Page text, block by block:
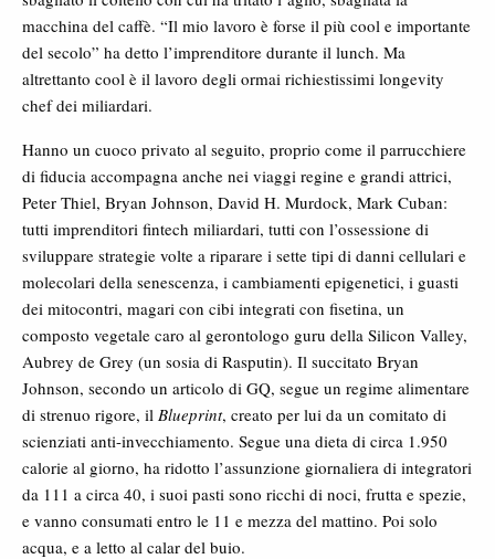
macchina del caffè. “Il mio lavoro è forse il più cool e importante
del secolo” ha detto l’imprenditore durante il lunch. Ma
altrettanto cool è il lavoro degli ormai richiestissimi longevity
chef dei miliardari.
Hanno un cuoco privato al seguito, proprio come il parrucchiere
di fiducia accompagna anche nei viaggi regine e grandi attrici,
Peter Thiel, Bryan Johnson, David H. Murdock, Mark Cuban:
tutti imprenditori fintech miliardari, tutti con l’ossessione di
sviluppare strategie volte a riparare i sette tipi di danni cellulari e
molecolari della senescenza, i cambiamenti epigenetici, i guasti
dei mitocontri, magari con cibi integrati con fisetina, un
composto vegetale caro al gerontologo guru della Silicon Valley,
Aubrey de Grey (un sosia di Rasputin). Il succitato Bryan
Johnson, secondo un articolo di GQ, segue un regime alimentare
di strenuo rigore, il Blueprint, creato per lui da un comitato di
scienziati anti-invecchiamento. Segue una dieta di circa 1.950
calorie al giorno, ha ridotto l’assunzione giornaliera di integratori
da 111 a circa 40, i suoi pasti sono ricchi di noci, frutta e spezie,
e vanno consumati entro le 11 e mezza del mattino. Poi solo
acqua, e a letto al calar del buio.